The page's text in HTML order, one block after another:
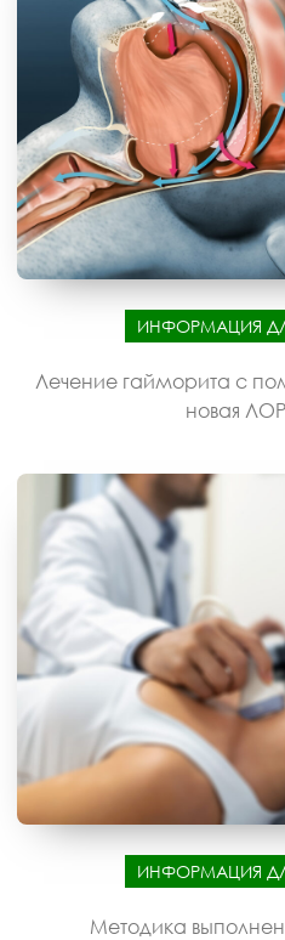
ИНФОРМАЦИЯ
Лечение гайморита с
новая
ИНФОРМАЦИЯ
Методика